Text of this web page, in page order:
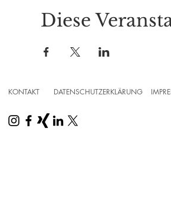
Diese
KONTAKT DATENSCHUTZERKLÄRUNG